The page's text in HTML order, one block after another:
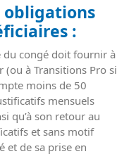
obligations
:
du congé doit fournir à
(ou à Transitions Pro si
moins de 50
mensuels
qu’à son retour au
et sans motif
et de sa prise en